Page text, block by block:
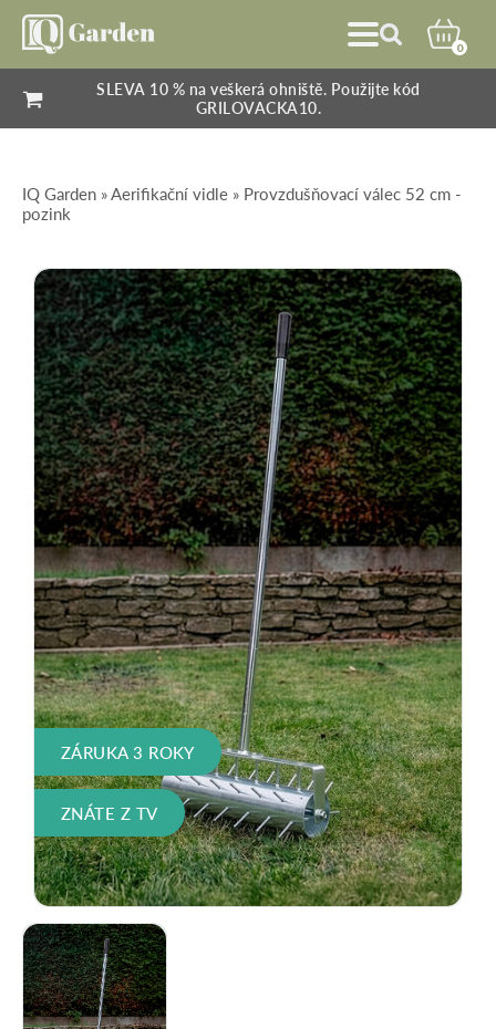
0
SLEVA 10 % na veškerá ohniště. Použijte kód
GRILOVACKA10.
IQ Garden »Aerifikační vidle » Provzdušňovací válec 52 cm -
pozink